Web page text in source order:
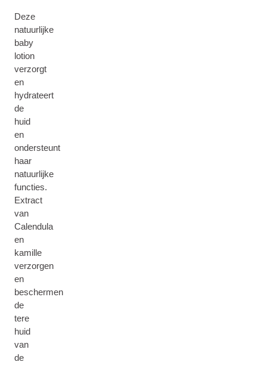
Deze
natuurlijke
baby
lotion
verzorgt
en
hydrateert
de
huid
en
ondersteunt
haar
natuurlijke
functies.
Extract
van
Calendula
en
kamille
verzorgen
en
beschermen
de
tere
huid
van
de